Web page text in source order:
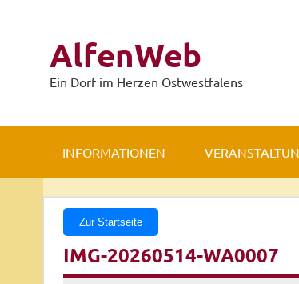
AlfenWeb
Ein Dorf im Herzen Ostwestfalens
INFORMATIONEN
Zur Startseite
IMG-20260514-WA0007